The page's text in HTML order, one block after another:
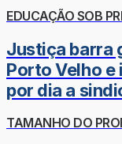
EDUCAÇÃO SOB
Justiça barra
Porto Velho e
por dia a
TAMANHO DO